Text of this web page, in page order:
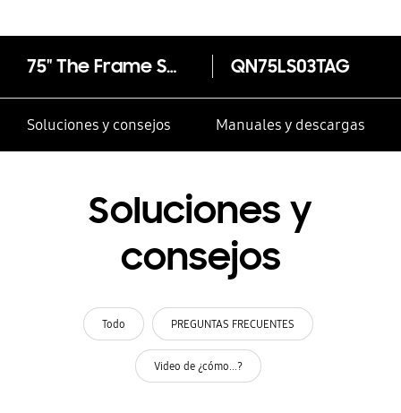
75" The Frame Smart 4K TV 2020 QN75LS03TAG
Soluciones y consejos Manuales y descargas
Soluciones y
consejos
Todo PREGUNTAS FRECUENTES
Video de ¿cómo...?